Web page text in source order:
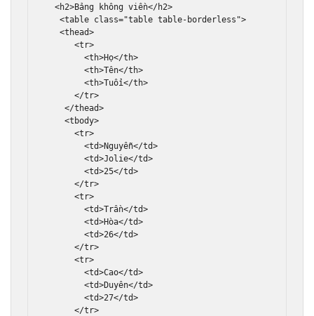
<h2>Bảng không viền</h2>
<table class="table table-borderless">
<thead>
<tr>
<th>Họ</th>
<th>Tên</th>
<th>Tuổi</th>
</tr>
</thead>
<tbody>
<tr>
<td>Nguyễn</td>
<td>Jolie</td>
<td>25</td>
</tr>
<tr>
<td>Trần</td>
<td>Hòa</td>
<td>26</td>
</tr>
<tr>
<td>Cao</td>
<td>Duyên</td>
<td>27</td>
</tr>